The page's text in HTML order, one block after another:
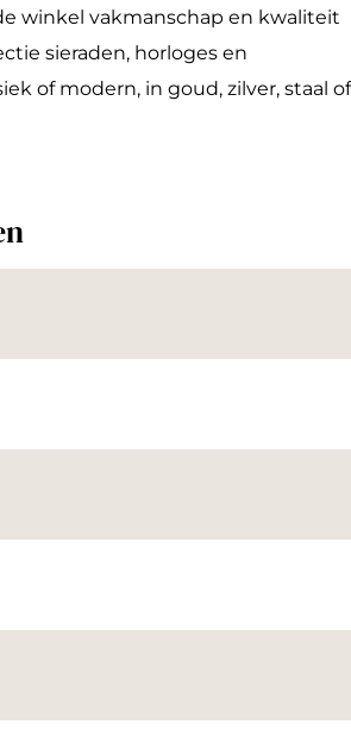
winkel vakmanschap en kwaliteit
sieraden, horloges en
of modern, in goud, zilver, staal of